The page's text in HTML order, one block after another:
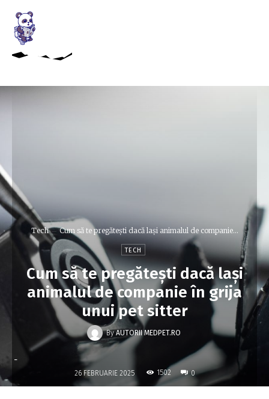
Tech Cum să te pregătești dacă lași animalul de companie...
TECH
Cum să te pregătești dacă lași
animalul de companie în grija
unui pet sitter
By AUTORII MEDPET.RO
-
26 FEBRUARIE 2025 1502 0